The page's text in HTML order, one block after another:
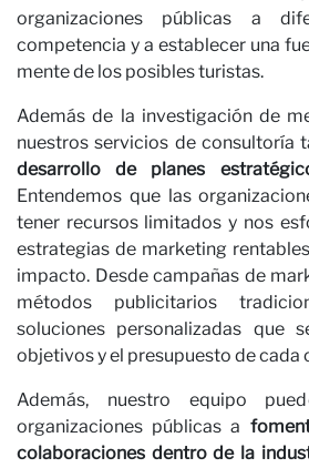
organizaciones públicas a
competencia y a establecer una
mente de los posibles turistas.
Además de la investigación de
nuestros servicios de consultoría
desarrollo de planes
Entendemos que las
tener recursos limitados y nos
estrategias de marketing
impacto. Desde campañas de
métodos publicitarios
soluciones personalizadas que
objetivos y el presupuesto de cada
Además, nuestro equipo
organizaciones públicas a
colaboraciones dentro de la